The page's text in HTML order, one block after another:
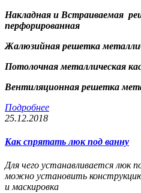
Накладная и Встраиваемая
перфорированная
Жалюзийная решетка
Потолочная металлическая
Вентиляционная решетка
Подробнее
25.12.2018
Как спрятать люк под ванну
Для чего устанавливается люк
можно установить
и маскировка